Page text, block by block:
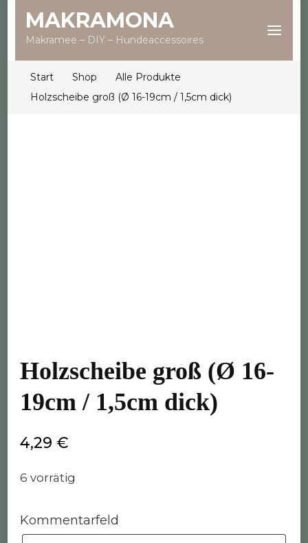
MAKRAMONA
Makramee – DIY – Hundeaccessoires
Start Shop
Alle Produkte
Holzscheibe groß (Ø 16-19cm / 1,5cm dick)
Holzscheibe groß (Ø 16-
19cm / 1,5cm dick)
4,29 €
6 vorrätig
Kommentarfeld